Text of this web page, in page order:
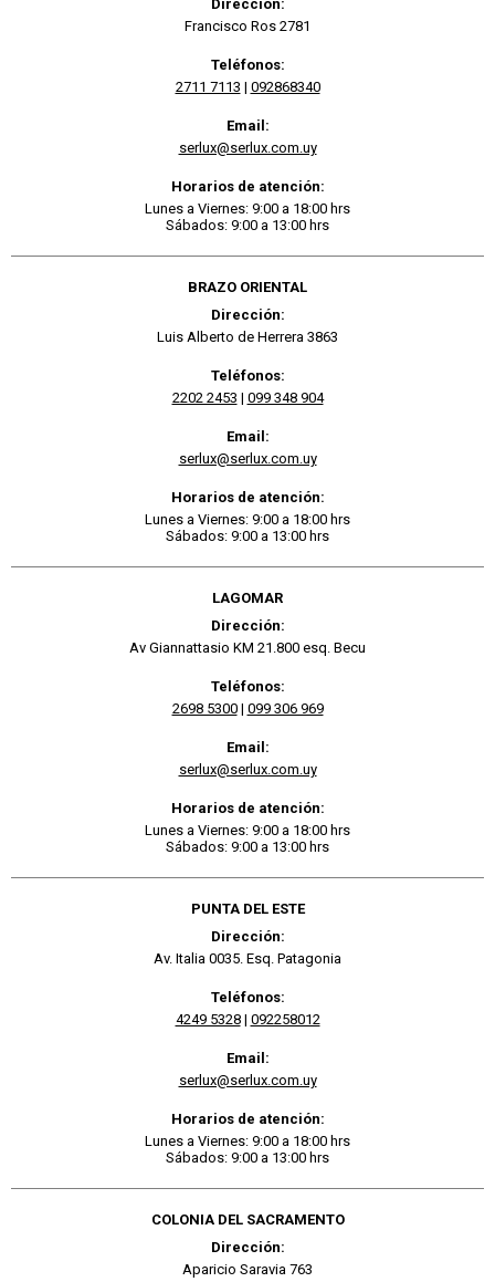
Dirección:
Francisco Ros 2781
Teléfonos:
2711 7113 | 092868340
Email:
serlux@serlux.com.uy
Horarios de atención:
Lunes a Viernes: 9:00 a 18:00 hrs
Sábados: 9:00 a 13:00 hrs
BRAZO ORIENTAL
Dirección:
Luis Alberto de Herrera 3863
Teléfonos:
2202 2453 | 099 348 904
Email:
serlux@serlux.com.uy
Horarios de atención:
Lunes a Viernes: 9:00 a 18:00 hrs
Sábados: 9:00 a 13:00 hrs
LAGOMAR
Dirección:
Av Giannattasio KM 21.800 esq. Becu
Teléfonos:
2698 5300| 099 306 969
Email:
serlux@serlux.com.uy
Horarios de atención:
Lunes a Viernes: 9:00 a 18:00 hrs
Sábados: 9:00 a 13:00 hrs
PUNTA DEL ESTE
Dirección:
Av. Italia 0035. Esq. Patagonia
Teléfonos:
4249 5328| 092258012
Email:
serlux@serlux.com.uy
Horarios de atención:
Lunes a Viernes: 9:00 a 18:00 hrs
Sábados: 9:00 a 13:00 hrs
COLONIA DEL SACRAMENTO
Dirección:
Aparicio Saravia 763